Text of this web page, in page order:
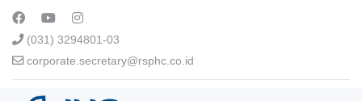
(031) 3294801-03
corporate.secretary@rsphc.co.id